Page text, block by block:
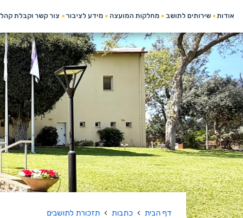
אודות שירותים לתושב מחלקות המועצה מידע לציבור צור קשר וקבלת קהל
דף הבית כתבות תזכורת לתושבים